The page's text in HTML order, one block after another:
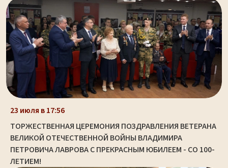
23 июля в 17:56
ТОРЖЕСТВЕННАЯ ЦЕРЕМОНИЯ ПОЗДРАВЛЕНИЯ ВЕТЕРАНА
ВЕЛИКОЙ ОТЕЧЕСТВЕННОЙ ВОЙНЫ ВЛАДИМИРА
ПЕТРОВИЧА ЛАВРОВА С ПРЕКРАСНЫМ ЮБИЛЕЕМ - СО 100-
ЛЕТИЕМ!